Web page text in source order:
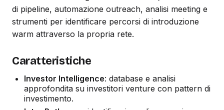
di pipeline, automazione outreach, analisi meeting e
strumenti per identificare percorsi di introduzione
warm attraverso la propria rete.
Caratteristiche
Investor Intelligence: database e analisi
approfondita su investitori venture con pattern di
investimento.